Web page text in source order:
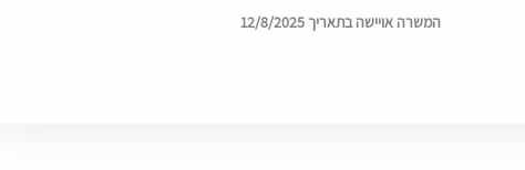
המשרה אויישה בתאריך 12/8/2025